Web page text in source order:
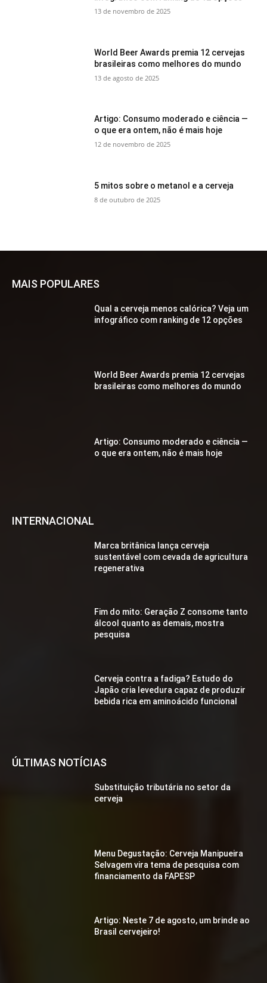
13 de novembro de 2025
World Beer Awards premia 12 cervejas
brasileiras como melhores do mundo
13 de agosto de 2025
Artigo: Consumo moderado e ciência —
o que era ontem, não é mais hoje
12 de novembro de 2025
5 mitos sobre o metanol e a cerveja
8 de outubro de 2025
MAIS POPULARES
Qual a cerveja menos calórica? Veja um
infográfico com ranking de 12 opções
World Beer Awards premia 12 cervejas
brasileiras como melhores do mundo
Artigo: Consumo moderado e ciência —
o que era ontem, não é mais hoje
INTERNACIONAL
Marca britânica lança cerveja
sustentável com cevada de agricultura
regenerativa
Fim do mito: Geração Z consome tanto
álcool quanto as demais, mostra
pesquisa
Cerveja contra a fadiga? Estudo do
Japão cria levedura capaz de produzir
bebida rica em aminoácido funcional
ÚLTIMAS NOTÍCIAS
Substituição tributária no setor da
cerveja
Menu Degustação: Cerveja Manipueira
Selvagem vira tema de pesquisa com
financiamento da FAPESP
Artigo: Neste 7 de agosto, um brinde ao
Brasil cervejeiro!